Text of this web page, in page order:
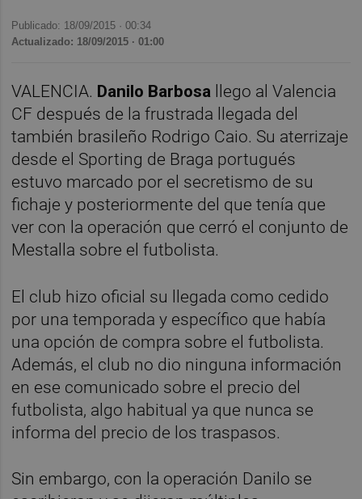
Publicado: 18/09/2015 ·00:34
Actualizado: 18/09/2015 · 01:00
VALENCIA. Danilo Barbosa llego al Valencia
CF después de la frustrada llegada del
también brasileño Rodrigo Caio. Su aterrizaje
desde el Sporting de Braga portugués
estuvo marcado por el secretismo de su
fichaje y posteriormente del que tenía que
ver con la operación que cerró el conjunto de
Mestalla sobre el futbolista.
El club hizo oficial su llegada como cedido
por una temporada y específico que había
una opción de compra sobre el futbolista.
Además, el club no dio ninguna información
en ese comunicado sobre el precio del
futbolista, algo habitual ya que nunca se
informa del precio de los traspasos.
Sin embargo, con la operación Danilo se